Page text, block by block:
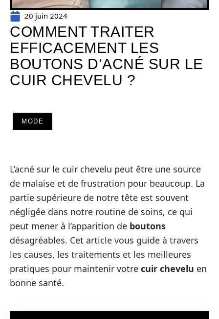
20 juin 2024
COMMENT TRAITER
EFFICACEMENT LES
BOUTONS D’ACNÉ SUR LE
CUIR CHEVELU ?
MODE
L’acné sur le cuir chevelu peut être une source
de malaise et de frustration pour beaucoup. La
partie supérieure de notre tête est souvent
négligée dans notre routine de soins, ce qui
peut mener à l’apparition de boutons
désagréables. Cet article vous guide à travers
les causes, les traitements et les meilleures
pratiques pour maintenir votre cuir chevelu en
bonne santé.